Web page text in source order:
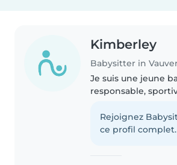
Kimberley
Babysitter in
Je suis une jeune
responsable,
à l'aise avec les
compagnie, la
Rejoignez
ce profil complet.